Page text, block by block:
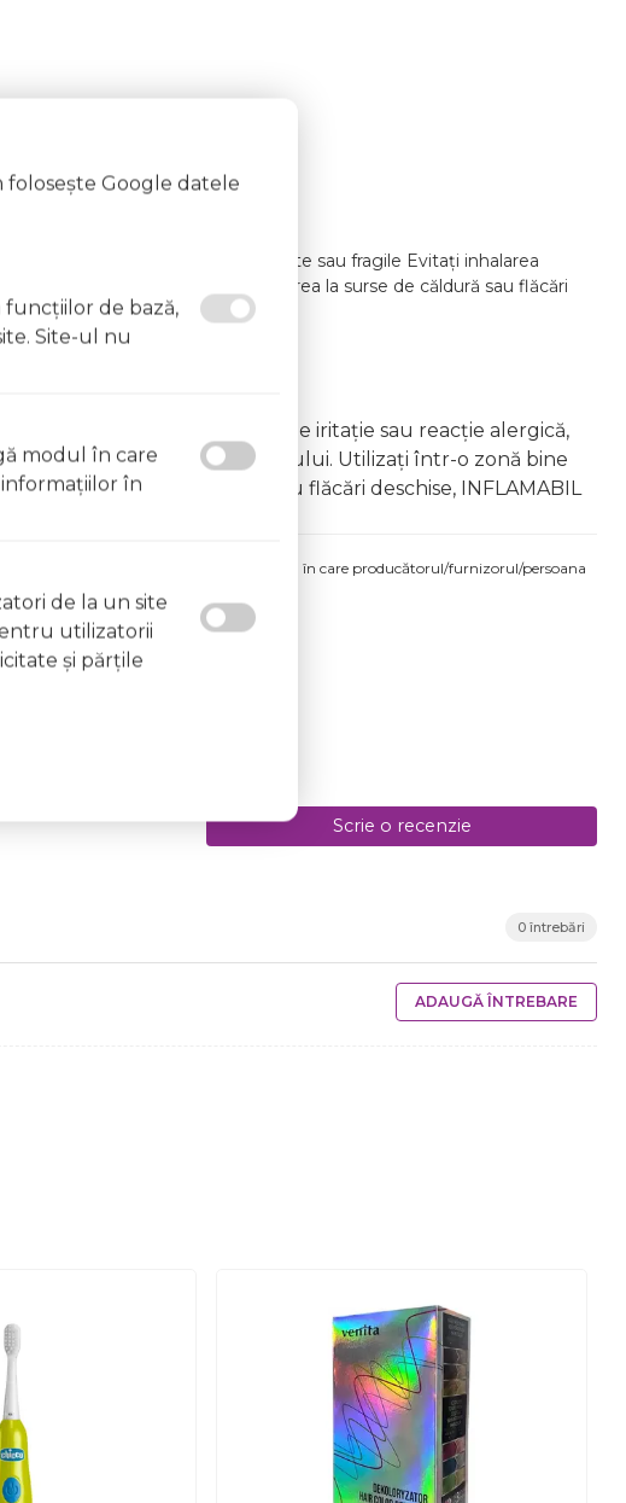
aplicați lacul pe unghii deteriorate sau fragile Evitați inhalarea
imediat un medic Evitați expunerea la surse de căldură sau flăcări
la îndemâna copiilor În caz de iritație sau reacție alergică,
inhalarea vapourilor produsului. Utilizați într-o zonă bine
la surse de căldură sau flăcări deschise, INFLAMABIL
ale produsului comandat pot fi acelea în care producătorul/furnizorul/persoana
de pe etichetele produsului fizic.
Scrie o recenzie
0 întrebări
ADAUGĂ ÎNTREBARE
folosește Google datele
funcţiilor de bază,
Site-ul nu
modul în care
în
de la un site
utilizatorii
şi părţile